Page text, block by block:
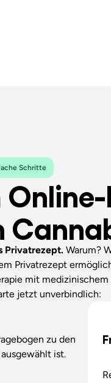
Schritte
Privatrezept. Warum?
Privatrezept
mit
jetzt unverbindlich: